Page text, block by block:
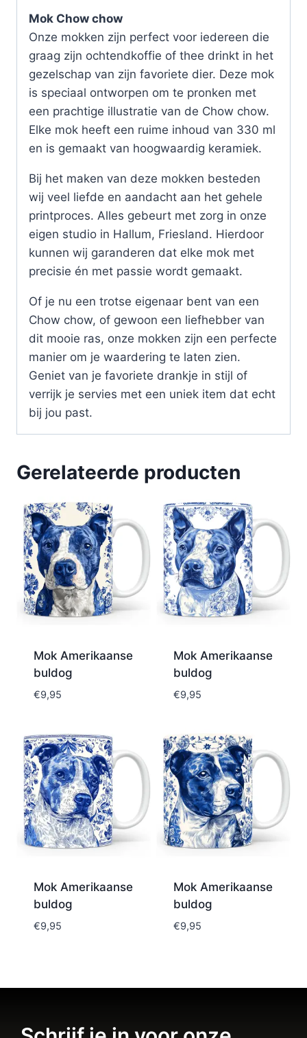
Mok Chow chow
Onze mokken zijn perfect voor iedereen die
graag zijn ochtendkoffie of thee drinkt in het
gezelschap van zijn favoriete dier. Deze mok
is speciaal ontworpen om te pronken met
een prachtige illustratie van de Chow chow.
Elke mok heeft een ruime inhoud van 330 ml
en is gemaakt van hoogwaardig keramiek.
Bij het maken van deze mokken besteden
wij veel liefde en aandacht aan het gehele
printproces. Alles gebeurt met zorg in onze
eigen studio in Hallum, Friesland. Hierdoor
kunnen wij garanderen dat elke mok met
precisie én met passie wordt gemaakt.
Of je nu een trotse eigenaar bent van een
Chow chow, of gewoon een liefhebber van
dit mooie ras, onze mokken zijn een perfecte
manier om je waardering te laten zien.
Geniet van je favoriete drankje in stijl of
verrijk je servies met een uniek item dat echt
bij jou past.
Gerelateerde producten
Mok Amerikaanse
buldog
€9,95
Mok Amerikaanse
buldog
€9,95
Mok Amerikaanse
buldog
€9,95
Mok Amerikaanse
buldog
€9,95